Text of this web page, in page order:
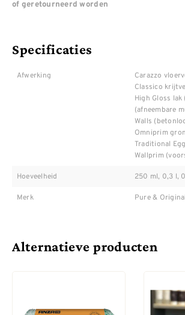
of geretourneerd worden
Specificaties
Afwerking
Carazzo
Classico
High Gloss
(afneembare
Walls
Omniprim
Traditional
Wallprim
Hoeveelheid 250 ml, 0,3 l,
Merk Pure & Original
Alternatieve producten